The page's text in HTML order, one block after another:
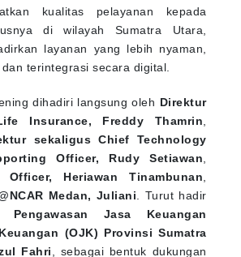
kualitas pelayanan kepada
di wilayah Sumatra Utara,
layanan yang lebih nyaman,
terintegrasi secara digital.
dihadiri langsung oleh Direktur
Insurance, Freddy Thamrin
sekaligus Chief Technology
Officer, Rudy Setiawan
Heriawan Tinambunan
Medan, Juliani . Turut hadir
Pengawasan Jasa Keuangan
(OJK) Provinsi Sumatra
Fahri
, sebagai bentuk dukungan